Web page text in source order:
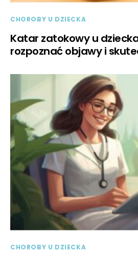
CHOROBY U DZIECKA
Katar zatokowy u
rozpoznać objawy i
CHOROBY U DZIECKA